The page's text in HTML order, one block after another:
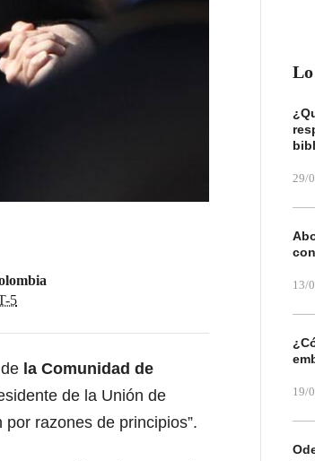
5
la Comunidad de
de la Unión de
razones de principios”.
29/
13/
19/